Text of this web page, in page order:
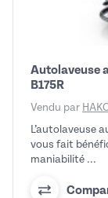
Autolaveuse
B175R
Vendu par
L’autolaveuse
vous fait
maniabilité ...